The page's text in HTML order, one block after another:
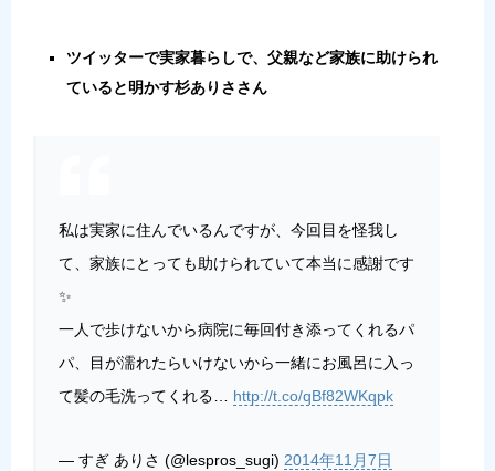
ツイッターで実家暮らしで、父親など家族に助けられ
ていると明かす杉ありささん
私は実家に住んでいるんですが、今回目を怪我し
て、家族にとっても助けられていて本当に感謝です
✨
一人で歩けないから病院に毎回付き添ってくれるパ
パ、目が濡れたらいけないから一緒にお風呂に入っ
て髪の毛洗ってくれる… http://t.co/qBf82WKqpk
— すぎ ありさ (@lespros_sugi) 2014年11月7日